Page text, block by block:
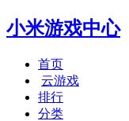
小米游戏中心
首页
云游戏
排行
分类